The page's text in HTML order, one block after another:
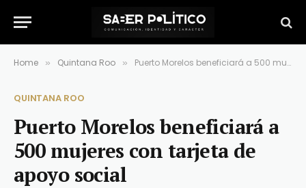
Home » Quintana Roo » Puerto Morelos beneficiará a 500 mujeres con tarjeta de apoyo social
QUINTANA ROO
Puerto Morelos beneficiará a
500 mujeres con tarjeta de
apoyo social